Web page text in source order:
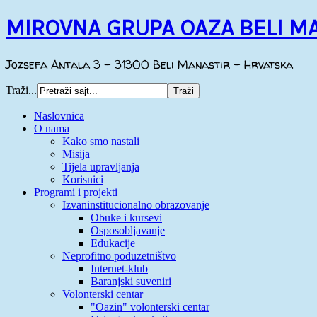
MIROVNA GRUPA OAZA BELI
Jozsefa Antala 3 - 31300 Beli Manastir - Hrvatska
Traži...
Naslovnica
O nama
Kako smo nastali
Misija
Tijela upravljanja
Korisnici
Programi i projekti
Izvaninstitucionalno obrazovanje
Obuke i kursevi
Osposobljavanje
Edukacije
Neprofitno poduzetništvo
Internet-klub
Baranjski suveniri
Volonterski centar
"Oazin" volonterski centar